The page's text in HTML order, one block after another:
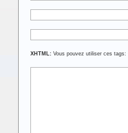
XHTML: Vous pouvez utiliser ces tags: